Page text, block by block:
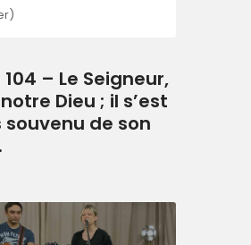
– Le Seigneur,
Dieu ; il s’est
de son